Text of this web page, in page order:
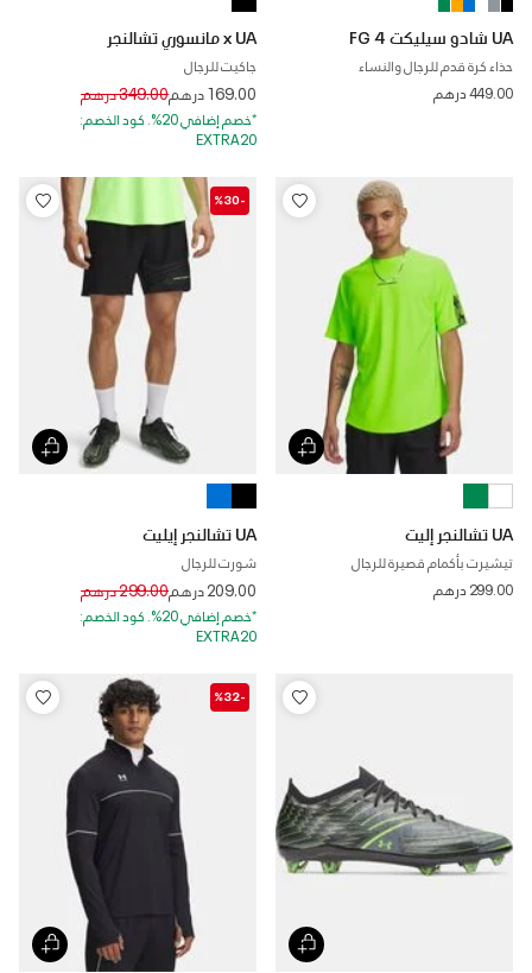
UA شادو سيليكت 4 FG
حذاء كرة قدم للرجال والنساء
449.00 درهم
x UA مانسوري تشالنجر
جاكيت للرجال
169.00 درهم Price reduced from
349.00 درهم to
*خصم إضافي 20%. كود الخصم:
EXTRA20
UA تشالنجر إليت
تيشيرت بأكمام قصيرة للرجال
299.00 درهم
-%30
UA تشالنجر إيليت
شورت للرجال
209.00 درهم Price reduced from
299.00 درهم to
*خصم إضافي 20%. كود الخصم:
EXTRA20
-%32